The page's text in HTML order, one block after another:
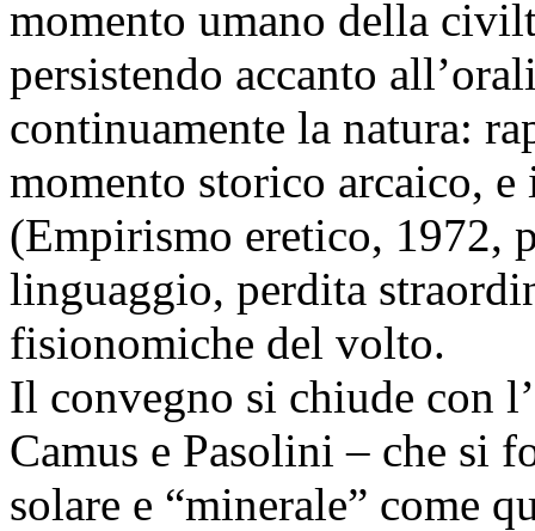
momento umano della
persistendo accanto
continuamente la natura:
momento storico arcaico, e
(Empirismo eretico, 1972,
linguaggio, perdita
fisionomiche del volto.
Il convegno si chiude con
Camus e Pasolini – che si
solare e “minerale” come